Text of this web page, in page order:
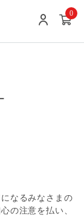
0
なるみなさまの
の注意を払い、